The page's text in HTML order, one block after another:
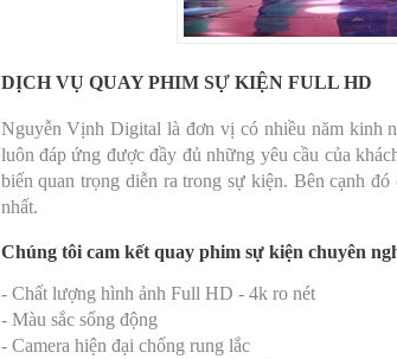
DỊCH VỤ QUAY PHIM SỰ KIỆN FULL HD
Nguyễn Vịnh Digital là đơn vị có nhiều năm kinh
luôn đáp ứng được đầy đủ những yêu cầu của
biến quan trọng diễn ra trong sự kiện. Bên cạnh
nhất.
Chúng tôi cam kết quay phim sự kiện chuyên
- Chất lượng hình ảnh Full HD - 4k ro nét
- Màu sắc sống động
- Camera hiện đại chống rung lắc